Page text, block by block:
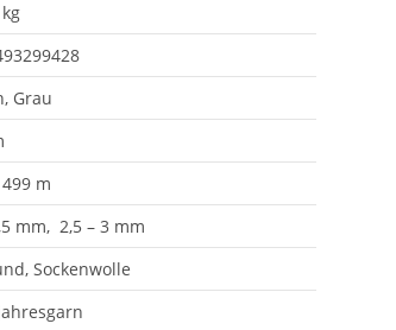
Grau
m
mm, 2,5 – 3 mm
Sockenwolle